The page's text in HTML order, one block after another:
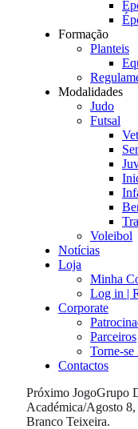
Formação
Planteis
Modalidades
Judo
Futsal
Voleibol
Notícias
Loja
Minha
Log in |
Corporate
Parceiros
Torne-se
Contactos
Próximo JogoGrupo
Académica/Agosto 8,
Branco Teixeira.